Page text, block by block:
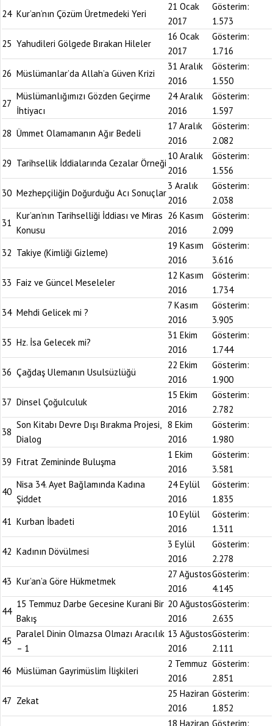
24 Kur’an’nın Çözüm Üretmedeki Yeri
21 Ocak
2017
Gösterim:
1.573
25 Yahudileri Gölgede Bırakan Hileler
16 Ocak
2017
Gösterim:
1.716
26 Müslümanlar’da Allah’a Güven Krizi
31 Aralık
2016
Gösterim:
1.550
27
Müslümanlığımızı Gözden Geçirme
İhtiyacı
24 Aralık
2016
Gösterim:
1.597
28 Ümmet Olamamanın Ağır Bedeli
17 Aralık
2016
Gösterim:
2.082
29 Tarihsellik İddialarında Cezalar Örneği
10 Aralık
2016
Gösterim:
1.556
30 Mezhepçiliğin Doğurduğu Acı Sonuçlar
3 Aralık
2016
Gösterim:
2.038
31
Kur’an’nın Tarihselliği İddiası ve Miras
Konusu
26 Kasım
2016
Gösterim:
2.099
32 Takiye (Kimliği Gizleme)
19 Kasım
2016
Gösterim:
3.616
33 Faiz ve Güncel Meseleler
12 Kasım
2016
Gösterim:
1.734
34 Mehdi Gelicek mi ?
7 Kasım
2016
Gösterim:
3.905
35 Hz. İsa Gelecek mi?
31 Ekim
2016
Gösterim:
1.744
36 Çağdaş Ulemanın Usulsüzlüğü
22 Ekim
2016
Gösterim:
1.900
37 Dinsel Çoğulculuk
15 Ekim
2016
Gösterim:
2.782
38
Son Kitabı Devre Dışı Bırakma Projesi,
Dialog
8 Ekim
2016
Gösterim:
1.980
39 Fıtrat Zemininde Buluşma
1 Ekim
2016
Gösterim:
3.581
40
Nisa 34. Ayet Bağlamında Kadına
Şiddet
24 Eylül
2016
Gösterim:
1.835
41 Kurban İbadeti
10 Eylül
2016
Gösterim:
1.311
42 Kadının Dövülmesi
3 Eylül
2016
Gösterim:
2.278
43 Kur’an’a Göre Hükmetmek
27 Ağustos
2016
Gösterim:
4.145
44
15 Temmuz Darbe Gecesine Kurani Bir
Bakış
20 Ağustos
2016
Gösterim:
2.635
45
Paralel Dinin Olmazsa Olmazı Aracılık
– 1
13 Ağustos
2016
Gösterim:
2.111
46 Müslüman Gayrimüslim İlişkileri
2 Temmuz
2016
Gösterim:
2.851
47 Zekat
25 Haziran
2016
Gösterim:
1.852
18 Haziran Gösterim: